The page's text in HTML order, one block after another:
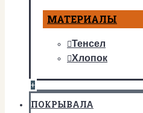
МАТЕРИАЛЫ
Тенсел
Хлопок
+
ПОКРЫВАЛА